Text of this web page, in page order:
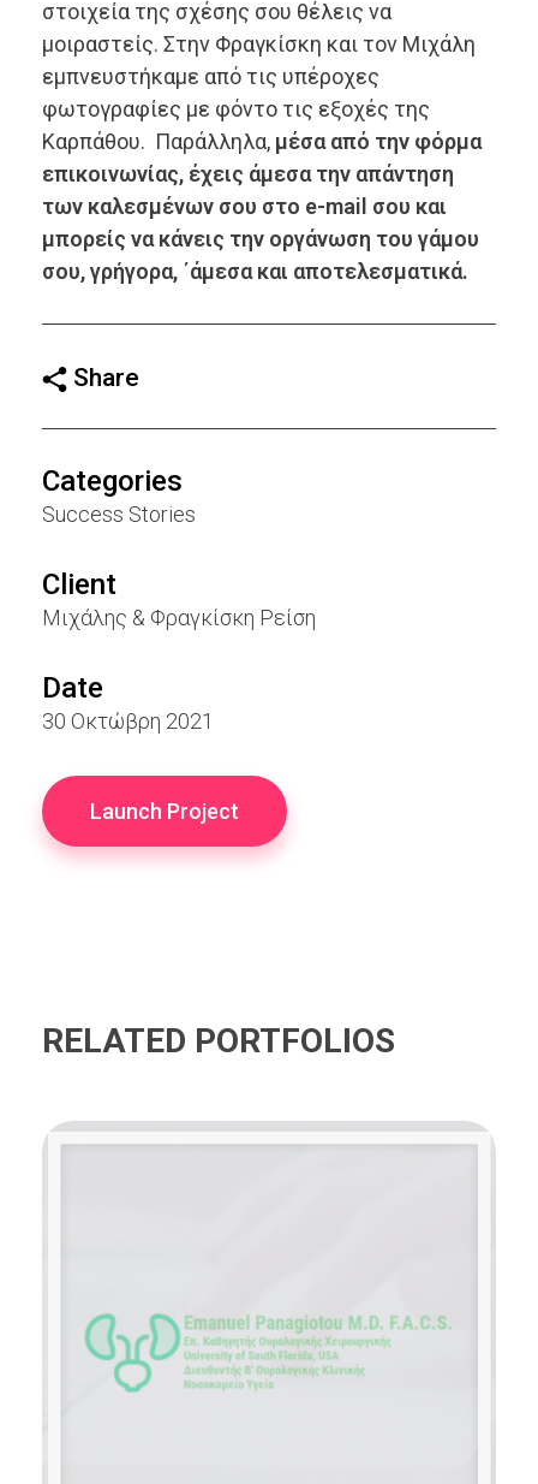
στοιχεία της σχέσης σου θέλεις να
μοιραστείς. Στην Φραγκίσκη και τον Μιχάλη
εμπνευστήκαμε από τις υπέροχες
φωτογραφίες με φόντο τις εξοχές της
Καρπάθου. Παράλληλα, μέσα από την φόρμα
επικοινωνίας, έχεις άμεσα την απάντηση
των καλεσμένων σου στο e-mail σου και
μπορείς να κάνεις την οργάνωση του γάμου
σου, γρήγορα, ΄άμεσα και αποτελεσματικά.
Share
Categories
Success Stories
Client
Μιχάλης & Φραγκίσκη Ρείση
Date
30 Οκτώβρη 2021
Launch Project
RELATED PORTFOLIOS